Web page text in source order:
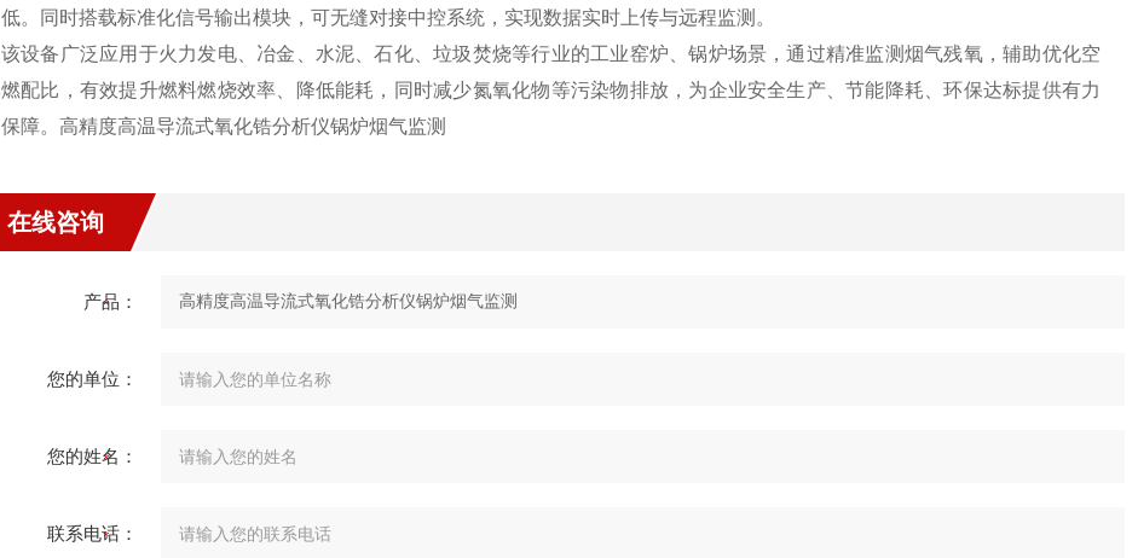
低。同时搭载标准化信号输出模块，可无缝对接中控系统，实现数据实时上传与远程监测。
该设备广泛应用于火力发电、冶金、水泥、石化、垃圾焚烧等行业的工业窑炉、锅炉场景，通过精准监测烟气残氧，辅助优化空
燃配比，有效提升燃料燃烧效率、降低能耗，同时减少氮氧化物等污染物排放，为企业安全生产、节能降耗、环保达标提供有力
保障。高精度高温导流式氧化锆分析仪锅炉烟气监测
在线咨询
产品：
您的单位：
您的姓名：
联系电话：